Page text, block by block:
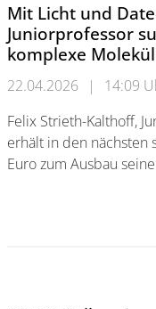
Mit Licht und
Juniorprofessor
komplexe
22.04.2026 |
14:09
Felix Strieth-Kalthoff,
erhält in den nächsten
Euro zum Ausbau